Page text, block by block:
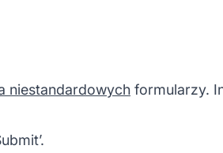
niestandardowych formularzy.